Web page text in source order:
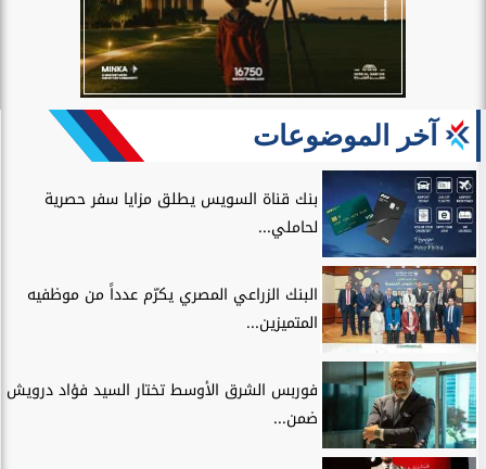
آخر الموضوعات
بنك قناة السويس يطلق مزايا سفر حصرية
لحاملي...
البنك الزراعي المصري يكرّم عدداً من موظفيه
المتميزين...
فوربس الشرق الأوسط تختار السيد فؤاد درويش
ضمن...